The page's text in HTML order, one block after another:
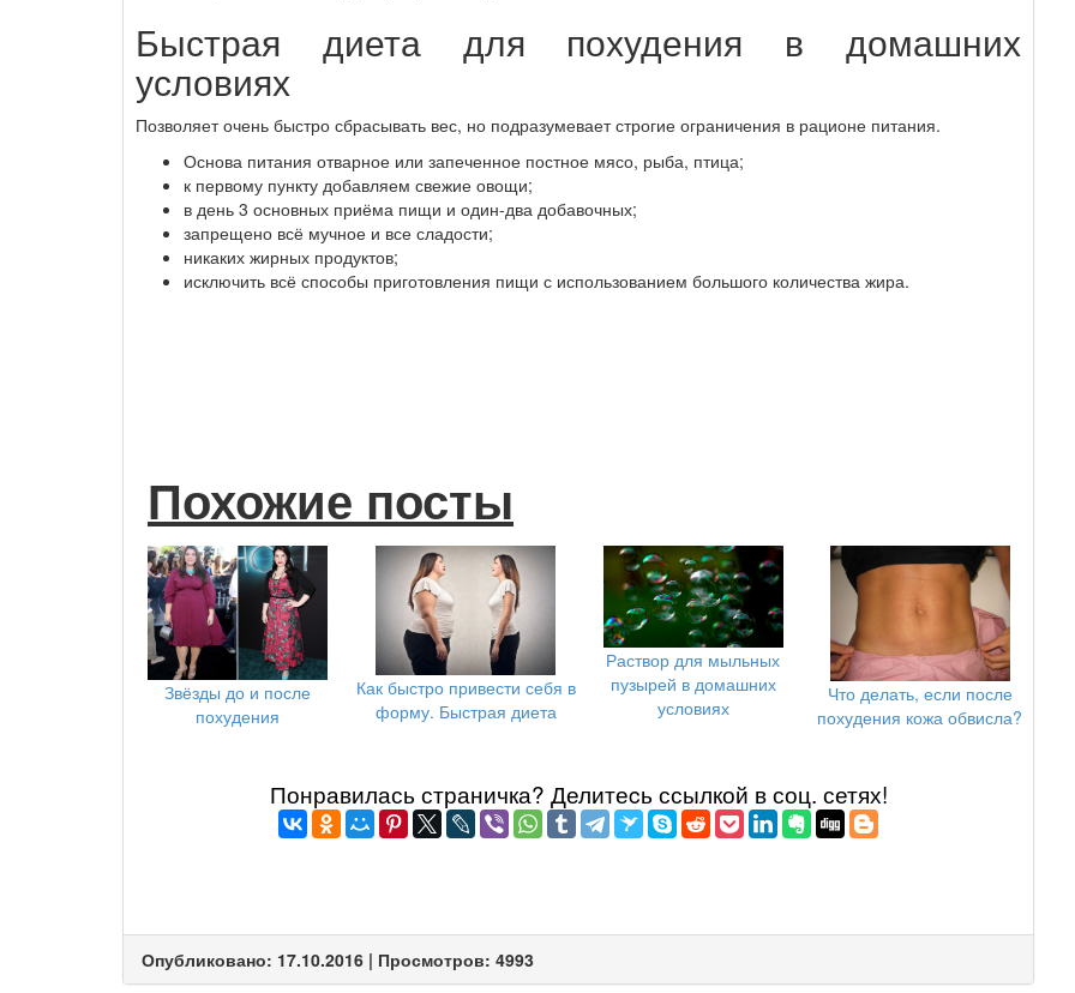
Быстрая диета для похудения в домашних
условиях
Позволяет очень быстро сбрасывать вес, но подразумевает строгие ограничения в рационе питания.
Основа питания отварное или запеченное постное мясо, рыба, птица;
к первому пункту добавляем свежие овощи;
в день 3 основных приёма пищи и один-два добавочных;
запрещено всё мучное и все сладости;
никаких жирных продуктов;
исключить всё способы приготовления пищи с использованием большого количества жира.
Похожие посты
Звёзды до и после
похудения
Как быстро привести себя в
форму. Быстрая диета
Раствор для мыльных
пузырей в домашних
условиях
Что делать, если после
похудения кожа обвисла?
Понравилась страничка? Делитеcь ссылкой в соц. сетях!
Опубликовано: 17.10.2016 | Просмотров: 4993